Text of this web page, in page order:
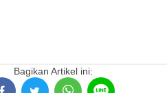
Bagikan Artikel ini: